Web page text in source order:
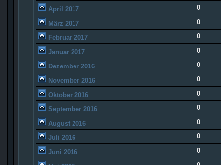
April 2017 0
März 2017 0
Februar 2017 0
Januar 2017 0
Dezember 2016 0
November 2016 0
Oktober 2016 0
September 2016 0
August 2016 0
Juli 2016 0
Juni 2016 0